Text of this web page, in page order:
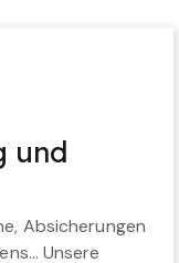
und
Absicherungen
Unsere